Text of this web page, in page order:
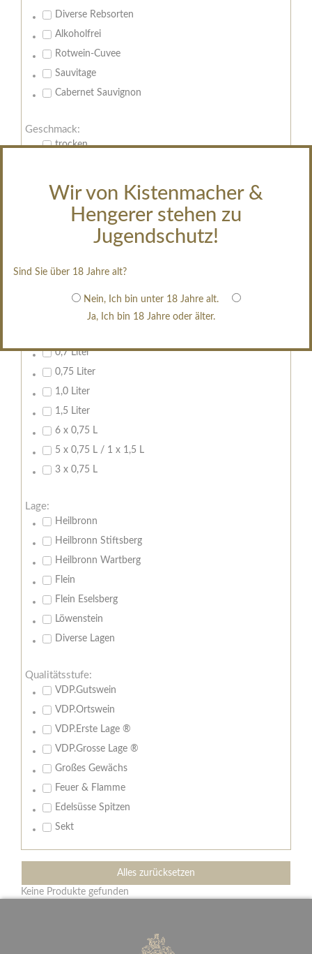
Wir von Kistenmacher &
Hengerer stehen zu
Jugendschutz!
Sind Sie über 18 Jahre alt?
Nein, Ich bin unter 18 Jahre alt.
Ja, Ich bin 18 Jahre oder älter.
Diverse Rebsorten
Alkoholfrei
Rotwein-Cuvee
Sauvitage
Cabernet Sauvignon
Geschmack:
trocken
halbtrocken
edelsüß
erfrischend, nicht zu süß
0,7 Liter
0,75 Liter
1,0 Liter
1,5 Liter
6 x 0,75 L
5 x 0,75 L / 1 x 1,5 L
3 x 0,75 L
Lage:
Heilbronn
Heilbronn Stiftsberg
Heilbronn Wartberg
Flein
Flein Eselsberg
Löwenstein
Diverse Lagen
Qualitätsstufe:
VDP.Gutswein
VDP.Ortswein
VDP.Erste Lage ®
VDP.Grosse Lage ®
Großes Gewächs
Feuer & Flamme
Edelsüsse Spitzen
Sekt
Alles zurücksetzen
Keine Produkte gefunden